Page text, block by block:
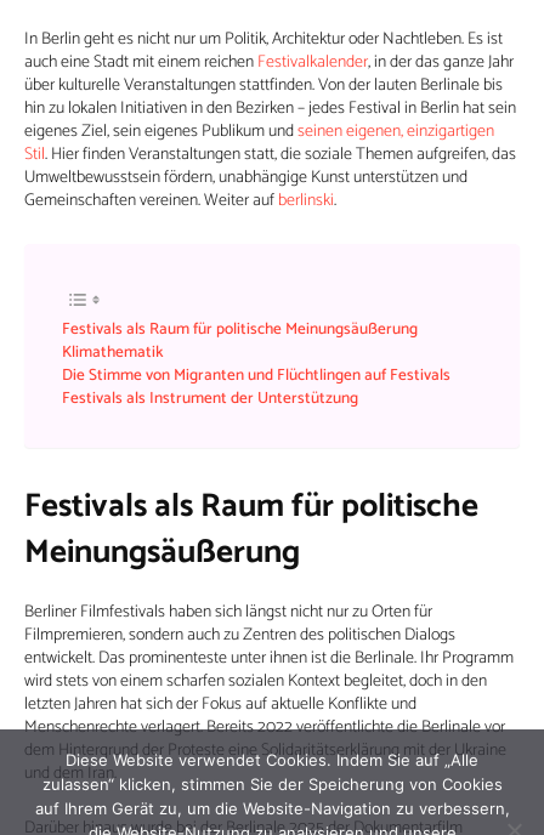
Diese Website verwendet Cookies. Indem Sie auf „Alle
zulassen“ klicken, stimmen Sie der Speicherung von Cookies
auf Ihrem Gerät zu, um die Website-Navigation zu verbessern,